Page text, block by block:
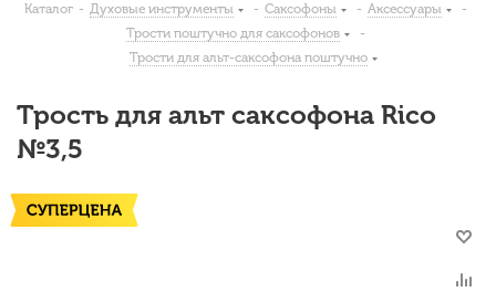
Каталог - Духовые инструменты - Саксофоны - Аксессуары
-
Трости поштучно для саксофонов
-
Трости для альт-саксофона поштучно
Трость для альт саксофона Rico
№3,5